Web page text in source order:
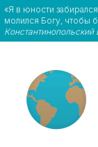
«Я в юности
молился Богу, чтобы